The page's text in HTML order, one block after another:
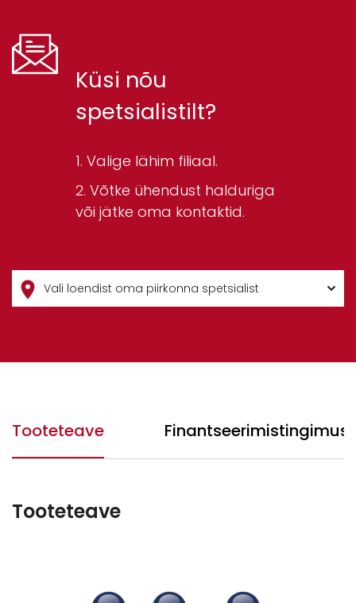
Küsi nõu
spetsialistilt?
Valige lähim filiaal.
Võtke ühendust halduriga
või jätke oma kontaktid.
Tooteteave
Tooteteave